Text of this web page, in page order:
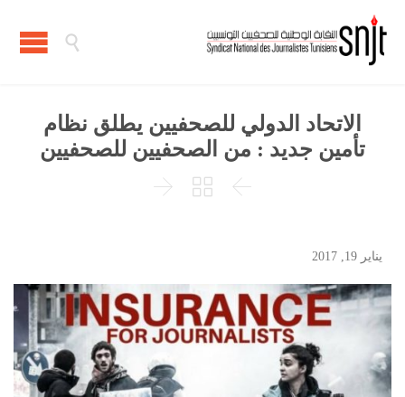

الاتحاد الدولي للصحفيين يطلق نظام
تأمين جديد : من الصحفيين للصحفيين



يناير 19, 2017